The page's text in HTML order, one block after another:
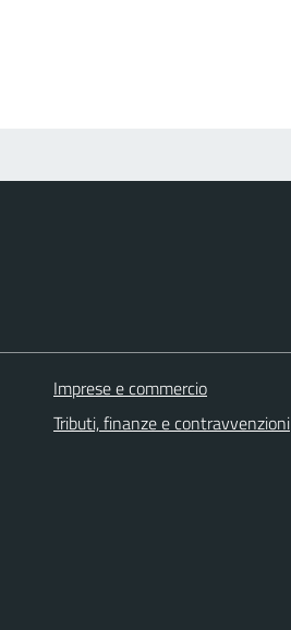
Imprese e commercio
Tributi, finanze e contravvenzioni